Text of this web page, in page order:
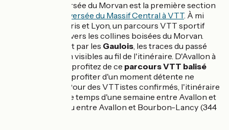
La Grande Traversée du Morvan est la première section
Grande Traversée du Massif Central à VTT. À mi
chemin entre Paris et Lyon, un parcours VTT sportif
vous attend à travers les collines boisées du Morvan.
Territoire investit par les Gaulois, les traces du passé
sont encore bien visibles au fil de l'itinéraire. D'Avallon à
Bourbon-Lancy, profitez de ce parcours VTT balisé
où les lieux pour profiter d'un moment détente ne
manquent pas ! Pour des VTTistes confirmés, l'itinéraire
peut se réaliser le temps d'une semaine entre Avallon et
Autun (316km) ou entre Avallon et Bourbon-Lancy (344